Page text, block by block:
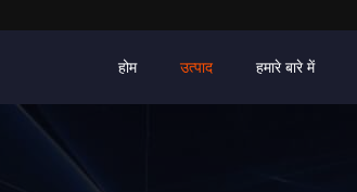
होम उत्पाद हमारे बारे में